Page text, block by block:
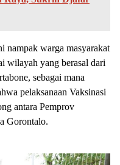
nampak warga masyarakat
wilayah yang berasal dari
sebagai mana
pelaksanaan Vaksinasi
antara Pemprov
Gorontalo.